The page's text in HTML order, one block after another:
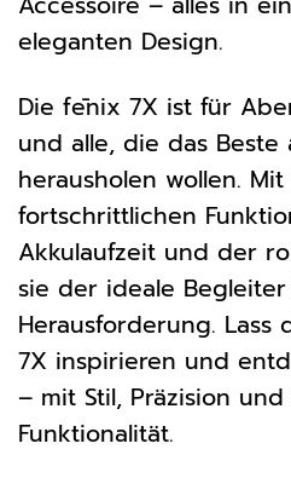
eleganten Design.
Die fēnix 7X ist für
und alle, die das Beste
herausholen wollen.
fortschrittlichen
Akkulaufzeit und der
sie der ideale
Herausforderung.
7X inspirieren und
– mit Stil, Präzision
Funktionalität.